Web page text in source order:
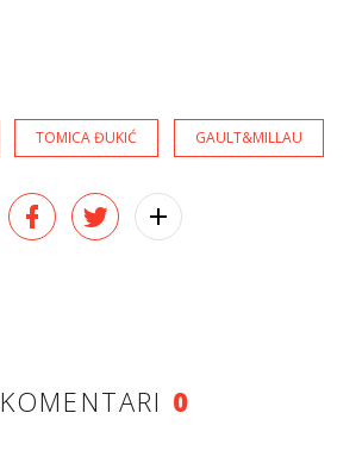
TOMICA ĐUKIĆ GAULT&MILLAU
KOMENTARI 0